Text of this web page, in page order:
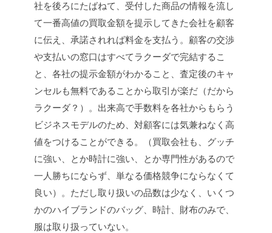
社を後ろにたばねて、受付した商品の情報を流し
て一番高値の買取金額を提示してきた会社を顧客
に伝え、承諾されれば料金を支払う。顧客の交渉
や支払いの窓口はすべてラクーダで完結するこ
と、各社の提示金額がわかること、査定後のキャ
ンセルも無料であることから取引が楽だ（だから
ラクーダ？）。出来高で手数料を各社からもらう
ビジネスモデルのため、対顧客には気兼ねなく高
値をつけることができる。（買取会社も、グッチ
に強い、とか時計に強い、とか専門性があるので
一人勝ちにならず、単なる価格競争にならなくて
良い）。ただし取り扱いの品数は少なく、いくつ
かのハイブランドのバッグ、時計、財布のみで、
服は取り扱っていない。